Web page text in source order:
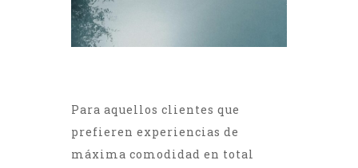
Para aquellos clientes que
prefieren experiencias de
máxima comodidad en total